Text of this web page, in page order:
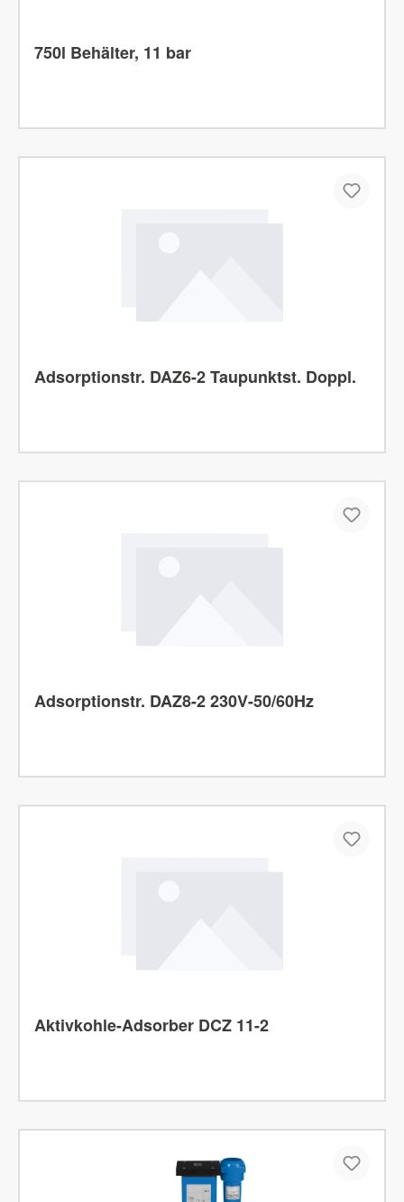
750l Behälter, 11 bar
Adsorptionstr. DAZ6-2 Taupunktst. Doppl.
Adsorptionstr. DAZ8-2 230V-50/60Hz
Aktivkohle-Adsorber DCZ 11-2